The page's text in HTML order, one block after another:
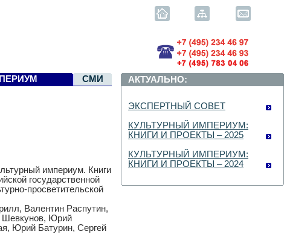
СМИ
империум. Книги
государственной
просветительской
Валентин Распутин,
Шевкунов, Юрий
Юрий Батурин, Сергей
АКТУАЛЬНО:
ЭКСПЕРТНЫЙ СОВЕТ
КУЛЬТУРНЫЙ ИМПЕРИУМ:
КНИГИ И ПРОЕКТЫ – 2025
КУЛЬТУРНЫЙ ИМПЕРИУМ:
КНИГИ И ПРОЕКТЫ – 2024